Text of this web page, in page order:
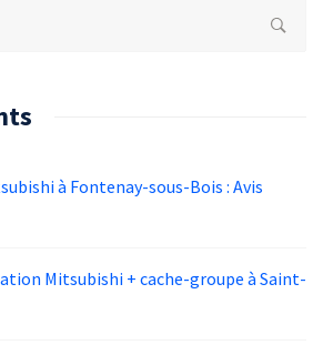
à Fontenay-sous-Bois : Avis
Mitsubishi + cache-groupe à Saint-